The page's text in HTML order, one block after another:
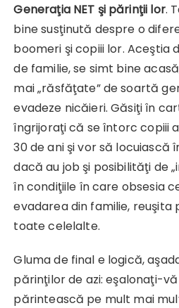
Generaţia NET şi părinţii lor.
bine susţinută despre o
boomeri şi copiii lor. Aceştia
de familie, se simt bine
mai „răsfăţate” de soartă
evadeze nicăieri. Găsiţi în
îngrijoraţi că se întorc copiii
30 de ani şi vor să locuiască
dacă au job şi posibilităţi de
în condiţiile în care obsesia
evadarea din familie, reuşita
toate celelalte.
Gluma de final e logică,
părinţilor de azi: eşalonaţi-
părintească pe mult mai